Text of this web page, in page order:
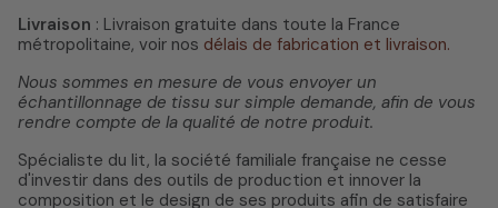
Livraison : Livraison gratuite dans toute la France
métropolitaine, voir nos délais de fabrication et livraison.
Nous sommes en mesure de vous envoyer un
échantillonnage de tissu sur simple demande, afin de vous
rendre compte de la qualité de notre produit.
Spécialiste du lit, la société familiale française ne cesse
d'investir dans des outils de production et innover la
composition et le design de ses produits afin de satisfaire